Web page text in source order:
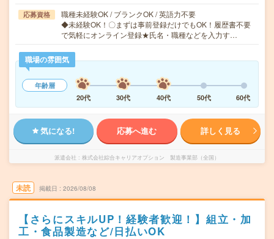
応募資格
職種未経験OK / ブランクOK / 英語力不要
◆未経験OK！〇まずは事前登録だけでもOK！履歴書不要
で気軽にオンライン登録★氏名・職種などを入力す…
職場の雰囲気
年齢層
20代
30代 40代 50代 60代
気になる! 応募へ進む 詳しく見る
派遣会社 株式会社綜合キャリアオプション 製造事業部（全国）
未読 掲載日 2026/08/08
【さらにスキルUP！経験者歓迎！】組立・加
工・食品製造など/日払いOK